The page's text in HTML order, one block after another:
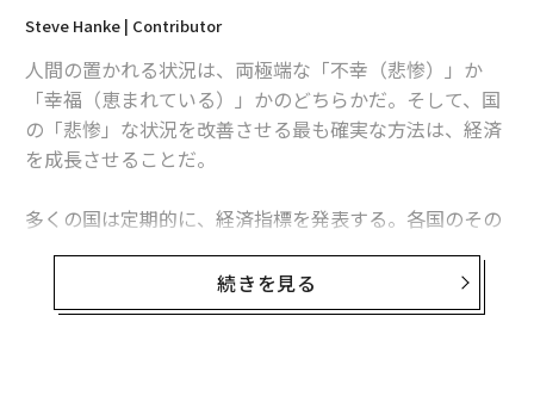
Steve Hanke | Contributor
人間の置かれる状況は、両極端な「不幸（悲惨）」か
「幸福（恵まれている）」かのどちらかだ。そして、国
の「悲惨」な状況を改善させる最も確実な方法は、経済
を成長させることだ。
多くの国は定期的に、経済指標を発表する。各国のその
るのか、あるいは恵まれた状況にあるのかに関するさま
ざまなことが分かる。
続きを見る